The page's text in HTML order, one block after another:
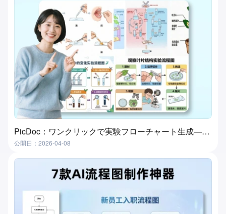
PicDoc：ワンクリックで実験フローチャート生成—実験授業準備の究極ツール
公開日：2026-04-08